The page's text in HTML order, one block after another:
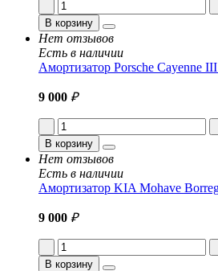
В корзину
Нет отзывов
Есть в наличии
Амортизатор Porsche Cayenne
9 000 ₽
В корзину
Нет отзывов
Есть в наличии
Амортизатор KIA Mohave
9 000 ₽
В корзину